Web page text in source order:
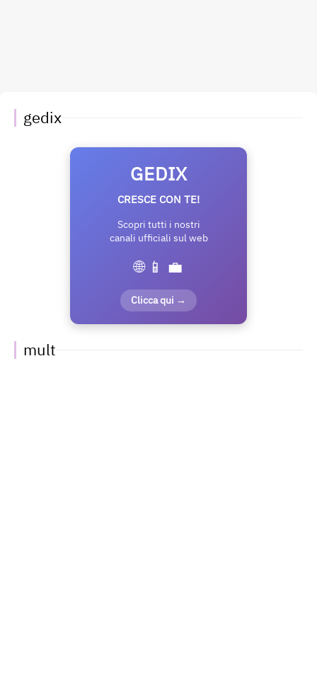
gedix
GEDIX
CRESCE CON TE!
Scopri tutti i nostri
canali ufficiali sul web
🌐 📱 💼
Clicca qui →
mult